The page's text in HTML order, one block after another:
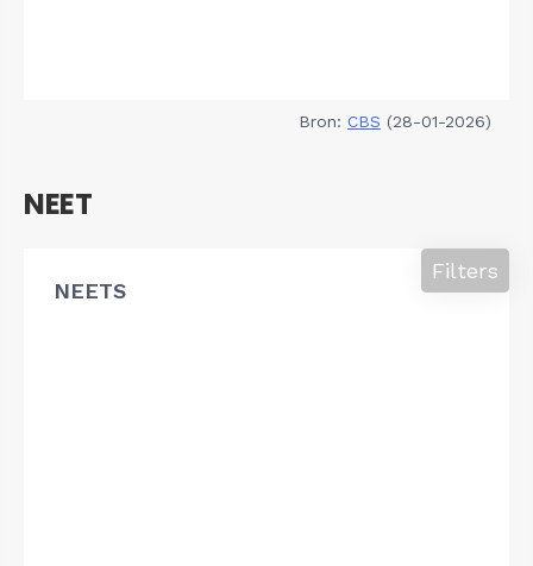
Bron: CBS (28-01-2026)
NEET
NEETS
Filters